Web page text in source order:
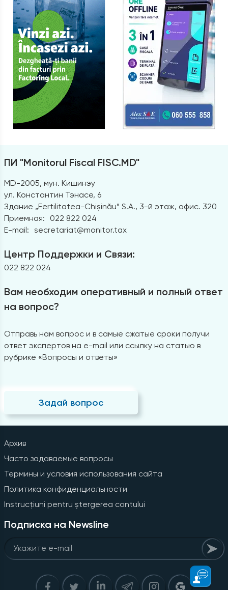
ПИ "Monitorul Fiscal FISC.MD"
MD-2005, мун. Кишинэу
ул. Константин Тэнасе, 6
Здание „Fertilitatea-Chișinău” S.A., 3-й этаж, офис. 320
Приемная:
022 822 024
E-mail: secretariat@monitor.tax
Центр Поддержки и Связи:
022 822 024
Вам необходим оперативный и полный ответ
на вопрос?
Отправь нам вопрос и в самые сжатые сроки получи
ответ экспертов на e-mail или ссылку на статью в
рубрике «Вопросы и ответы»
Задай вопрос
Архив
Часто задаваемые вопросы
Термины и условия использования сайта
Политика конфиденциальности
Instrucțiuni pentru ștergerea contului
Подписка на Newsline